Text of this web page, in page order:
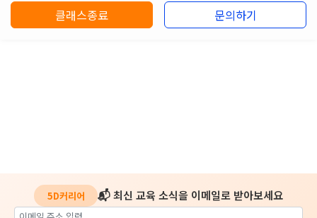
클래스종료
문의하기
5D커리어 📬 최신 교육 소식을 이메일로 받아보세요